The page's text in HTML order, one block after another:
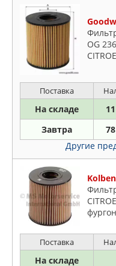
OG
Поставка
На складе
Завтра
Другие
Поставка
На складе